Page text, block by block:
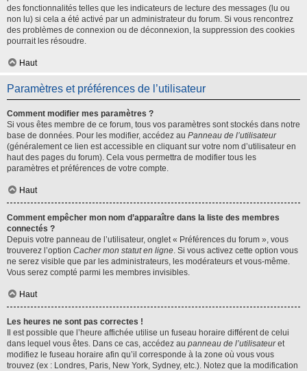
des fonctionnalités telles que les indicateurs de lecture des messages (lu ou
non lu) si cela a été activé par un administrateur du forum. Si vous rencontrez
des problèmes de connexion ou de déconnexion, la suppression des cookies
pourrait les résoudre.
Haut
Paramètres et préférences de l’utilisateur
Comment modifier mes paramètres ?
Si vous êtes membre de ce forum, tous vos paramètres sont stockés dans notre
base de données. Pour les modifier, accédez au Panneau de l’utilisateur
(généralement ce lien est accessible en cliquant sur votre nom d’utilisateur en
haut des pages du forum). Cela vous permettra de modifier tous les
paramètres et préférences de votre compte.
Haut
Comment empêcher mon nom d’apparaître dans la liste des membres
connectés ?
Depuis votre panneau de l’utilisateur, onglet « Préférences du forum », vous
trouverez l’option Cacher mon statut en ligne. Si vous activez cette option vous
ne serez visible que par les administrateurs, les modérateurs et vous-même.
Vous serez compté parmi les membres invisibles.
Haut
Les heures ne sont pas correctes !
Il est possible que l’heure affichée utilise un fuseau horaire différent de celui
dans lequel vous êtes. Dans ce cas, accédez au panneau de l’utilisateuret
modifiez le fuseau horaire afin qu’il corresponde à la zone où vous vous
trouvez (ex : Londres, Paris, New York, Sydney, etc.). Notez que la modification